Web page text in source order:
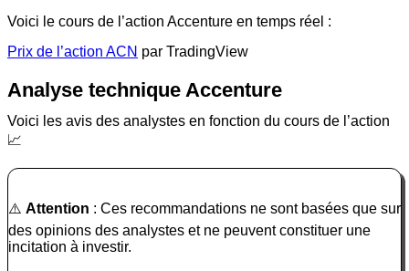
Voici le cours de l’action Accenture en temps réel :
Prix de l’action ACN par TradingView
Analyse technique Accenture
Voici les avis des analystes en fonction du cours de l’action
📈
⚠️ Attention : Ces recommandations ne sont basées que sur
des opinions des analystes et ne peuvent constituer une
incitation à investir.